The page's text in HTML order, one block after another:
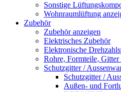
Sonstige
Wohnraumlüftung
Zubehör
Zubehör anzeigen
Elektrisches Zubehör
Elektronische
Rohre, Formteile,
Schutzgitter /
Schutzgitter /
Außen- und